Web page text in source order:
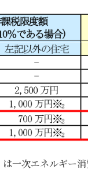
一次エネルギー